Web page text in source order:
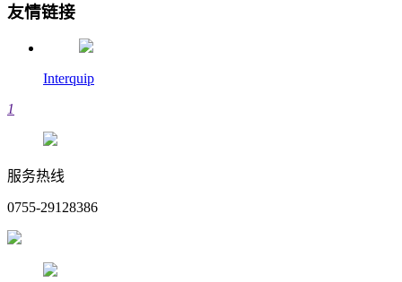
友情链接
Interquip
1
服务热线
0755-29128386